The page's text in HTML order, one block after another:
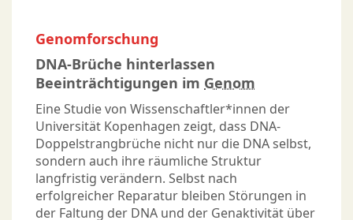
Genomforschung
DNA-Brüche hinterlassen
Beeinträchtigungen im Genom
Eine Studie von Wissenschaftler*innen der
Universität Kopenhagen zeigt, dass DNA-
Doppelstrangbrüche nicht nur die DNA selbst,
sondern auch ihre räumliche Struktur
langfristig verändern. Selbst nach
erfolgreicher Reparatur bleiben Störungen in
der Faltung der DNA und der Genaktivität über